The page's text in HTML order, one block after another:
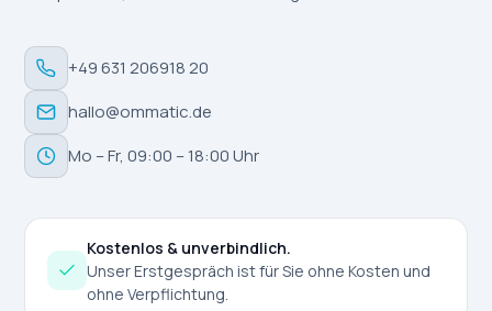
+49 631 206918 20
hallo@ommatic.de
Mo – Fr, 09:00 – 18:00 Uhr
Kostenlos & unverbindlich.
Unser Erstgespräch ist für Sie ohne Kosten und
ohne Verpflichtung.